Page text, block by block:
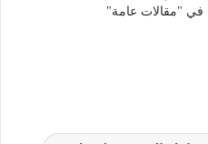
في "مقالات عامة"